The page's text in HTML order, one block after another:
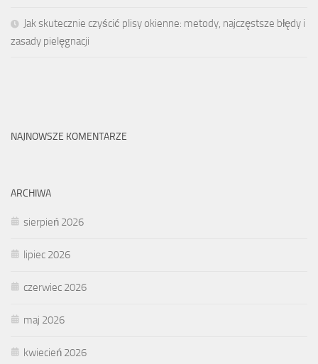
Jak skutecznie czyścić plisy okienne: metody, najczęstsze błędy i
zasady pielęgnacji
NAJNOWSZE KOMENTARZE
ARCHIWA
sierpień 2026
lipiec 2026
czerwiec 2026
maj 2026
kwiecień 2026